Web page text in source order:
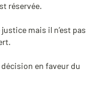
réservée.
mais il n’est pas
en faveur du